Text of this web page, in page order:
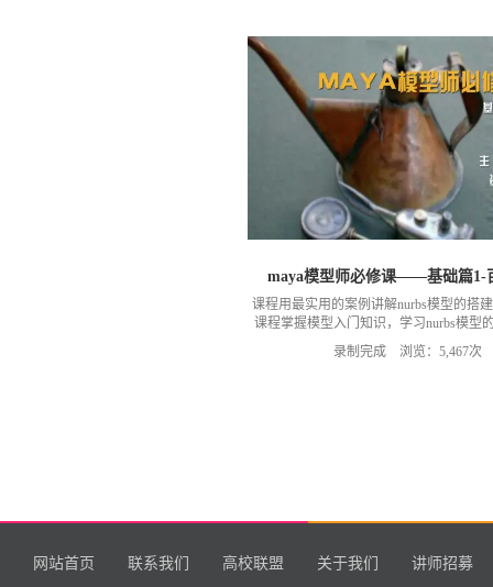
maya模型师必修课——基础篇1-
课程用最实用的案例讲解nurbs模型的搭
课程掌握模型入门知识，学习nurbs模型
适用人群：零基础、对影视、游戏、互动
趣的。
录制完成 浏览：5,467次
网站首页 联系我们 高校联盟 关于我们 讲师招募